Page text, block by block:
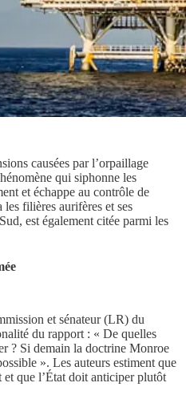
causées par l’orpaillage
qui siphonne les
et échappe au contrôle de
filières aurifères et ses
est également citée parmi les
et sénateur (LR) du
du rapport : « De quelles
? Si demain la doctrine Monroe
». Les auteurs estiment que
et que l’État doit anticiper plutôt